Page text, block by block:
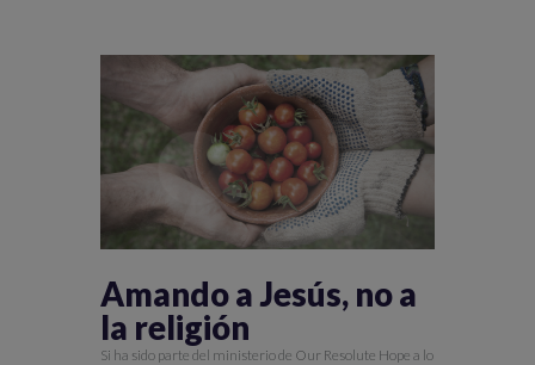
Amando a Jesús, no a
la religión
Si ha sido parte del ministerio de Our Resolute Hope a lo